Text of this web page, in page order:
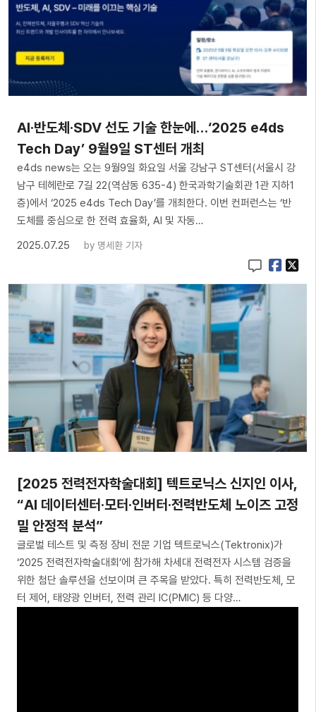
AI·반도체·SDV 선도 기술 한눈에…‘2025 e4ds
Tech Day’ 9월9일 ST센터 개최
e4ds news는 오는 9월9일 화요일 서울 강남구 ST센터(서울시 강
남구 테헤란로 7길 22(역삼동 635-4) 한국과학기술회관 1관 지하1
층)에서 ‘2025 e4ds Tech Day’를 개최한다. 이번 컨퍼런스는 ‘반
도체를 중심으로 한 전력 효율화, AI 및 자동…
2025.07.25
by 명세환 기자
[2025 전력전자학술대회] 텍트로닉스 신지인 이사,
“AI 데이터센터·모터·인버터·전력반도체 노이즈 고정
밀 안정적 분석”
글로벌 테스트 및 측정 장비 전문 기업 텍트로닉스(Tektronix)가
‘2025 전력전자학술대회’에 참가해 차세대 전력전자 시스템 검증을
위한 첨단 솔루션을 선보이며 큰 주목을 받았다. 특히 전력반도체, 모
터 제어, 태양광 인버터, 전력 관리 IC(PMIC) 등 다양…